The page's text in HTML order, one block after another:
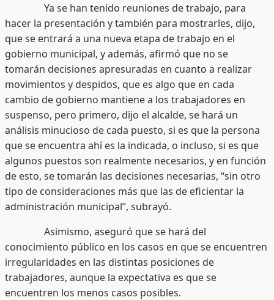
Ya se han tenido reuniones de trabajo, para
hacer la presentación y también para mostrarles, dijo,
que se entrará a una nueva etapa de trabajo en el
gobierno municipal, y además, afirmó que no se
tomarán decisiones apresuradas en cuanto a realizar
movimientos y despidos, que es algo que en cada
cambio de gobierno mantiene a los trabajadores en
suspenso, pero primero, dijo el alcalde, se hará un
análisis minucioso de cada puesto, si es que la persona
que se encuentra ahí es la indicada, o incluso, si es que
algunos puestos son realmente necesarios, y en función
de esto, se tomarán las decisiones necesarias, “sin otro
tipo de consideraciones más que las de eficientar la
administración municipal”, subrayó.
Asimismo, aseguró que se hará del
conocimiento público en los casos en que se encuentren
irregularidades en las distintas posiciones de
trabajadores, aunque la expectativa es que se
encuentren los menos casos posibles.